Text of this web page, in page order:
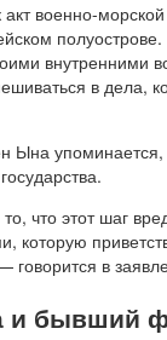
акт военно-
внутренними
в дела,
упоминается,
что этот шаг
говорится в
и бывший